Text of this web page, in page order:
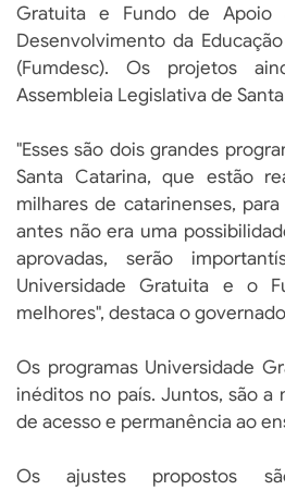
Gratuita e Fundo de Apoio
Desenvolvimento da
(Fumdesc). Os projetos
Assembleia Legislativa de
"Esses são dois grandes
Santa Catarina, que estão
milhares de catarinenses,
antes não era uma
aprovadas, serão
Universidade Gratuita e o
melhores", destaca o
Os programas Universidade
inéditos no país. Juntos, são a
de acesso e permanência ao
Os ajustes propostos